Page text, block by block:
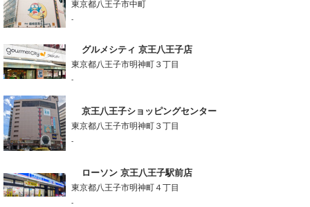
東京都八王子市中町
-
グルメシティ 京王八王子店
東京都八王子市明神町３丁目
-
京王八王子ショッピングセンター
東京都八王子市明神町３丁目
-
ローソン 京王八王子駅前店
東京都八王子市明神町４丁目
-